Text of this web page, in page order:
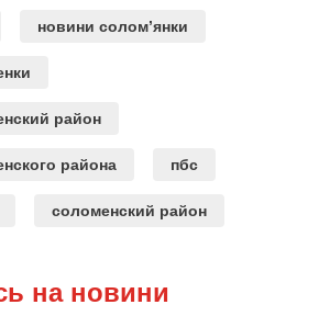
новини солом’янки
район
района пбс
соломенский район
на новини